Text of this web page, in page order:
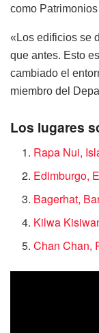
como
«Los edificios se
que antes. Esto
cambiado el
miembro del
Los lugares
Rapa Nui,
Edimburgo,
Bagerhat,
Kilwa
Chan Chan,